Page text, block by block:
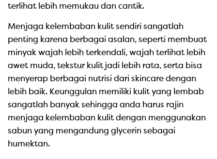
terlihat lebih memukau dan cantik.
Menjaga kelembaban kulit sendiri sangatlah
penting karena berbagai asalan, seperti membuat
minyak wajah lebih terkendali, wajah terlihat lebih
awet muda, tekstur kulit jadi lebih rata, serta bisa
menyerap berbagai nutrisi dari skincare dengan
lebih baik. Keunggulan memiliki kulit yang lembab
sangatlah banyak sehingga anda harus rajin
menjaga kelembaban kulit dengan menggunakan
sabun yang mengandung glycerin sebagai
humektan.